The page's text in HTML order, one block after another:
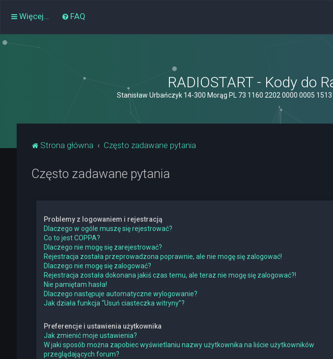
Więcej… FAQ
RADIOSTART - Kody do
Stanisław Urbańczyk 14-300 Morąg PL 73 1160 2202 0000 0005
Strona główna Często zadawane pytania
Często zadawane pytania
Problemy z logowaniem i rejestracją
Dlaczego w ogóle muszę się rejestrować?
Co to jest COPPA?
Dlaczego nie mogę się zarejestrować?
Rejestracja została przeprowadzona poprawnie, ale nie mogę się zalogować!
Dlaczego nie mogę się zalogować?
Rejestracja została dokonana jakiś czas temu, ale teraz nie mogę się zalogować?!
Nie pamiętam hasła!
Dlaczego następuje automatyczne wylogowanie?
Jak działa funkcja “Usuń ciasteczka witryny”?
Preferencje i ustawienia użytkownika
Jak zmienić moje ustawienia?
W jaki sposób można zapobiec wyświetlaniu nazwy użytkownika na liście użytkowników
przeglądających forum?